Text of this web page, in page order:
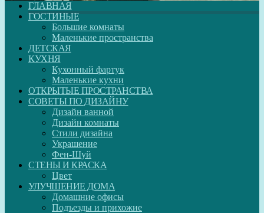
ГЛАВНАЯ
ГОСТИНЫЕ
Большие комнаты
Маленькие пространства
ДЕТСКАЯ
КУХНЯ
Кухонный фартук
Маленькие кухни
ОТКРЫТЫЕ ПРОСТРАНСТВА
СОВЕТЫ ПО ДИЗАЙНУ
Дизайн ванной
Дизайн комнаты
Стили дизайна
Украшение
Фен-Шуй
СТЕНЫ И КРАСКА
Цвет
УЛУЧШЕНИЕ ДОМА
Домашние офисы
Подъезды и прихожие